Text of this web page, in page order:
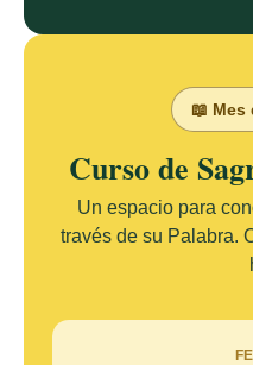
📖 Mes
Curso de
Un espacio para
través de su Palabra.